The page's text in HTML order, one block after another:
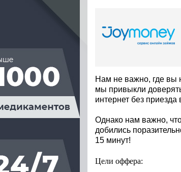
Нам не важно, где вы
мы привыкли
интернет без приезда
Однако нам важно,
добились
15 минут!
Цели оффера: